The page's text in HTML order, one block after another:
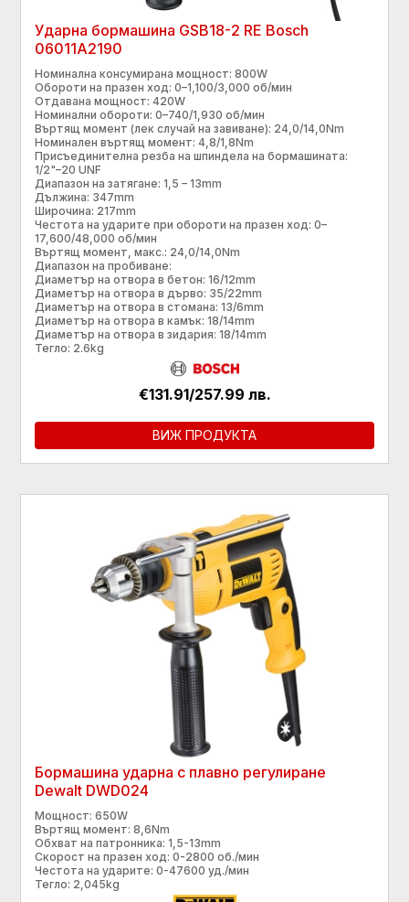
Ударна бормашина GSB18-2 RE Bosch
06011A2190
Номинална консумирана мощност: 800W
Обороти на празен ход: 0–1,100/3,000 об/мин
Отдавана мощност: 420W
Номинални обороти: 0–740/1,930 об/мин
Въртящ момент (лек случай на завиване): 24,0/14,0Nm
Номинален въртящ момент: 4,8/1,8Nm
Присъединителна резба на шпиндела на бормашината:
1/2"–20 UNF
Диапазон на затягане: 1,5 – 13mm
Дължина: 347mm
Широчина: 217mm
Честота на ударите при обороти на празен ход: 0–
17,600/48,000 об/мин
Въртящ момент, макс.: 24,0/14,0Nm
Диапазон на пробиване:
Диаметър на отвора в бетон: 16/12mm
Диаметър на отвора в дърво: 35/22mm
Диаметър на отвора в стомана: 13/6mm
Диаметър на отвора в камък: 18/14mm
Диаметър на отвора в зидария: 18/14mm
Тегло: 2.6kg
€131.91/257.99 лв.
ВИЖ ПРОДУКТА
Бормашина ударна с плавно регулиране
Dewalt DWD024
Мощност: 650W
Въртящ момент: 8,6Nm
Обхват на патронника: 1,5-13mm
Скорост на празен ход: 0-2800 об./мин
Честота на ударите: 0-47600 уд./мин
Тегло: 2,045kg